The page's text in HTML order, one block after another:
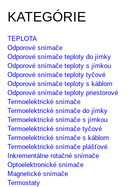
KATEGÓRIE
TEPLOTA
Odporové snímače
Odporové snímače teploty do jímky
Odporové snímače teploty s jímkou
Odporové snímače teploty tyčové
Odporové snímače teploty s káblom
Odporové snímače teploty priestorové
Termoelektrické snímače
Termoelektrické snímače do jímky
Termoelektrické snímače s jímkou
Termoelektrické snímače tyčové
Termoelektrické snímače s káblom
Termoelektrické snímače plášťové
Inkrementálne rotačné snímače
Optoelektronické snímače
Magnetické snímače
Termostaty